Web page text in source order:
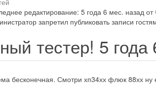
редактирование: 5 года 6 мес. назад от
запретил публиковать записи
тестер! 5
бесконечная. Смотри хп34хх флюк 88хх